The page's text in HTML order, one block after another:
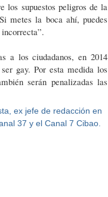
los supuestos peligros de la
metes la boca ahí, puedes
a los ciudadanos, en 2014
gay. Por esta medida los
serán penalizadas las
ex jefe de redacción en
37 y el Canal 7 Cibao.